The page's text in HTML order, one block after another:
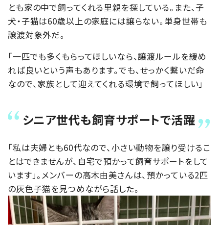
とも家の中で飼ってくれる里親を探している。また、子
犬・子猫は60歳以上の家庭には譲らない。単身世帯も
譲渡対象外だ。
「一匹でも多くもらってほしいなら、譲渡ルールを緩め
れば良いという声もあります。でも、せっかく繋いだ命
なので、家族として迎えてくれる環境で飼ってほしい」
シニア世代も飼育サポートで活躍
「私は夫婦とも60代なので、小さい動物を譲り受けるこ
とはできませんが、自宅で預かって飼育サポートをして
います」。メンバーの高木由美さんは、預かっている2匹
の灰色子猫を見つめながら話した。